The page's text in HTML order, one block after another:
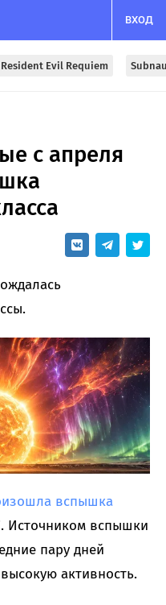
ВХОД
Resident Evil Requiem
с апреля
вспышка
Источником вспышки
пару дней
активность.